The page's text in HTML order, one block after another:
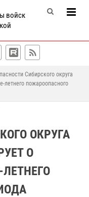
войск
Сибирского округа
летнего пожароопасного
ОКРУГА
О